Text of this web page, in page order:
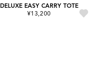
DELUXE EASY CARRY TOTE
¥13,200